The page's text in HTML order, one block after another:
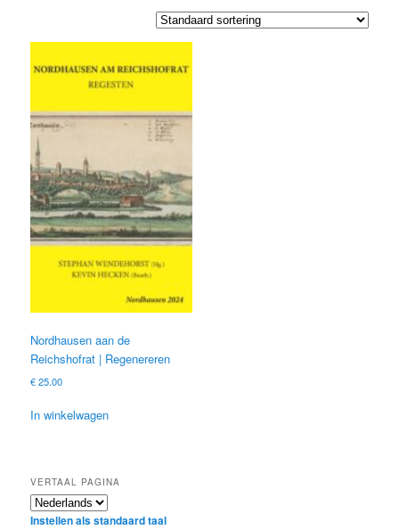
Nordhausen aan de
Reichshofrat | Regenereren
€25.00
In winkelwagen
VERTAAL PAGINA
Instellen als standaard taal